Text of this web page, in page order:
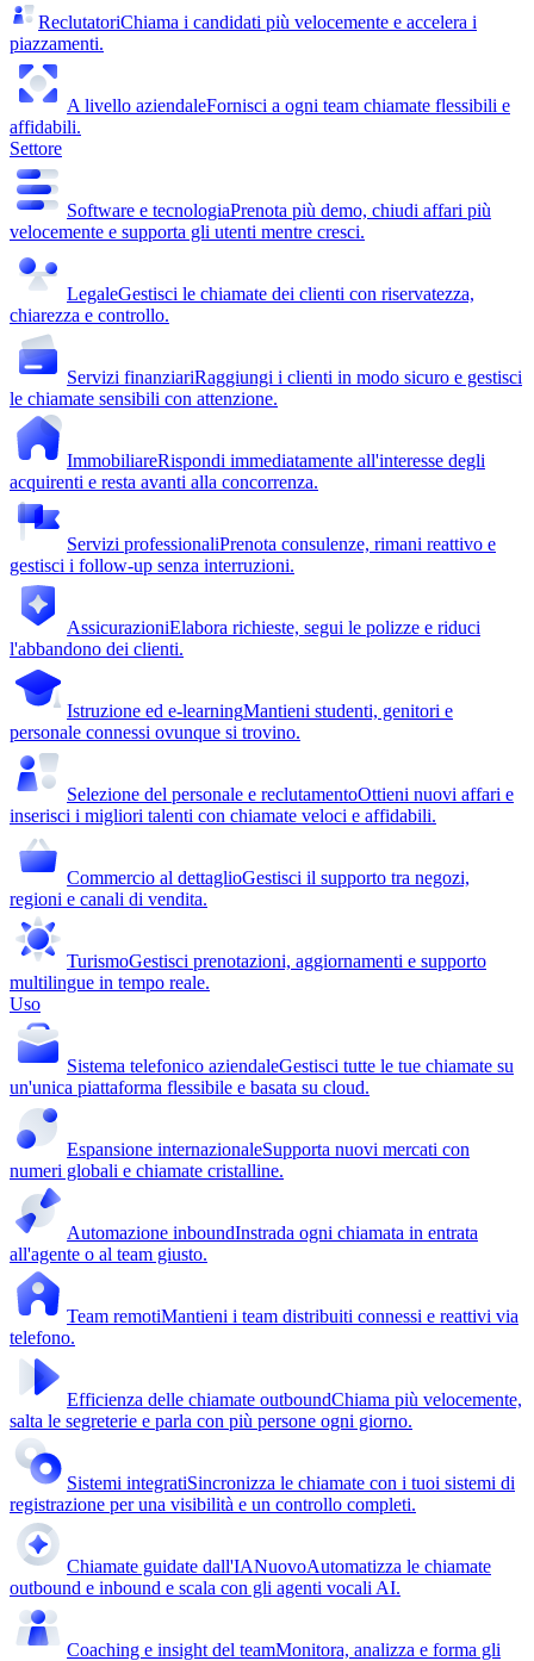
ReclutatoriChiama i candidati più velocemente e accelera i
piazzamenti.
A livello aziendaleFornisci a ogni team chiamate flessibili e
affidabili.
Settore
Software e tecnologiaPrenota più demo, chiudi affari più
velocemente e supporta gli utenti mentre cresci.
LegaleGestisci le chiamate dei clienti con riservatezza,
chiarezza e controllo.
Servizi finanziariRaggiungi i clienti in modo sicuro e gestisci
le chiamate sensibili con attenzione.
ImmobiliareRispondi immediatamente all'interesse degli
acquirenti e resta avanti alla concorrenza.
Servizi professionaliPrenota consulenze, rimani reattivo e
gestisci i follow-up senza interruzioni.
AssicurazioniElabora richieste, segui le polizze e riduci
l'abbandono dei clienti.
Istruzione ed e-learningMantieni studenti, genitori e
personale connessi ovunque si trovino.
Selezione del personale e reclutamentoOttieni nuovi affari e
inserisci i migliori talenti con chiamate veloci e affidabili.
Commercio al dettaglioGestisci il supporto tra negozi,
regioni e canali di vendita.
TurismoGestisci prenotazioni, aggiornamenti e supporto
multilingue in tempo reale.
Uso
Sistema telefonico aziendaleGestisci tutte le tue chiamate su
un'unica piattaforma flessibile e basata su cloud.
Espansione internazionaleSupporta nuovi mercati con
numeri globali e chiamate cristalline.
Automazione inboundInstrada ogni chiamata in entrata
all'agente o al team giusto.
Team remotiMantieni i team distribuiti connessi e reattivi via
telefono.
Efficienza delle chiamate outboundChiama più velocemente,
salta le segreterie e parla con più persone ogni giorno.
Sistemi integratiSincronizza le chiamate con i tuoi sistemi di
registrazione per una visibilità e un controllo completi.
Chiamate guidate dall'IANuovoAutomatizza le chiamate
outbound e inbound e scala con gli agenti vocali AI.
Coaching e insight del teamMonitora, analizza e forma gli